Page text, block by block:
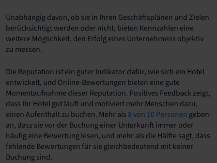
Unabhängig davon, ob sie in Ihren Geschäftsplänen und Zielen
berücksichtigt werden oder nicht, bieten Kennzahlen eine
weitere Möglichkeit, den Erfolg eines Unternehmens objektiv
zu messen.
Die Reputation ist ein guter Indikator dafür, wie sich ein Hotel
entwickelt, und Online-Bewertungen bieten eine gute
Momentaufnahme dieser Reputation. Positives Feedback zeigt,
dass Ihr Hotel gut läuft und motiviert mehr Menschen dazu,
einen Aufenthalt zu buchen. Mehr als 8 von 10 Personen geben
an, dass sie vor der Buchung einer Unterkunft immer oder
häufig eine Bewertung lesen, und mehr als die Hälfte sagt, dass
fehlende Bewertungen für sie gleichbedeutend mit keiner
Buchung sind.